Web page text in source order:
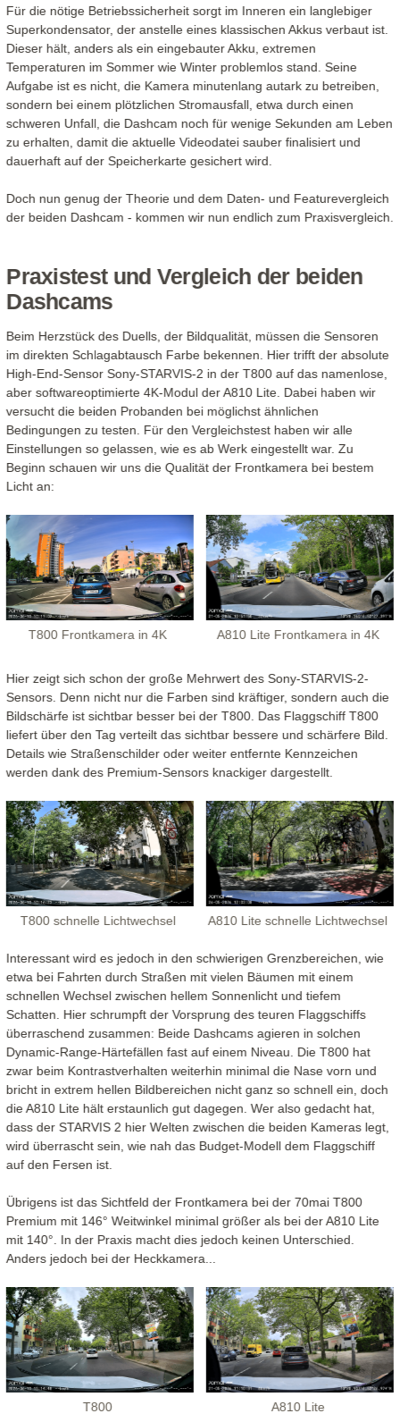
Für die nötige Betriebssicherheit sorgt im Inneren ein langlebiger
Superkondensator, der anstelle eines klassischen Akkus verbaut ist.
Dieser hält, anders als ein eingebauter Akku, extremen
Temperaturen im Sommer wie Winter problemlos stand. Seine
Aufgabe ist es nicht, die Kamera minutenlang autark zu betreiben,
sondern bei einem plötzlichen Stromausfall, etwa durch einen
schweren Unfall, die Dashcam noch für wenige Sekunden am Leben
zu erhalten, damit die aktuelle Videodatei sauber finalisiert und
dauerhaft auf der Speicherkarte gesichert wird.
Doch nun genug der Theorie und dem Daten- und Featurevergleich
der beiden Dashcam - kommen wir nun endlich zum Praxisvergleich.
Praxistest und Vergleich der beiden
Dashcams
Beim Herzstück des Duells, der Bildqualität, müssen die Sensoren
im direkten Schlagabtausch Farbe bekennen. Hier trifft der absolute
High-End-Sensor Sony-STARVIS-2 in der T800 auf das namenlose,
aber softwareoptimierte 4K-Modul der A810 Lite. Dabei haben wir
versucht die beiden Probanden bei möglichst ähnlichen
Bedingungen zu testen. Für den Vergleichstest haben wir alle
Einstellungen so gelassen, wie es ab Werk eingestellt war. Zu
Beginn schauen wir uns die Qualität der Frontkamera bei bestem
Licht an:
T800 Frontkamera in 4K A810 Lite Frontkamera in 4K
Hier zeigt sich schon der große Mehrwert des Sony-STARVIS-2-
Sensors. Denn nicht nur die Farben sind kräftiger, sondern auch die
Bildschärfe ist sichtbar besser bei der T800. Das Flaggschiff T800
liefert über den Tag verteilt das sichtbar bessere und schärfere Bild.
Details wie Straßenschilder oder weiter entfernte Kennzeichen
werden dank des Premium-Sensors knackiger dargestellt.
T800 schnelle Lichtwechsel A810 Lite schnelle Lichtwechsel
Interessant wird es jedoch in den schwierigen Grenzbereichen, wie
etwa bei Fahrten durch Straßen mit vielen Bäumen mit einem
schnellen Wechsel zwischen hellem Sonnenlicht und tiefem
Schatten. Hier schrumpft der Vorsprung des teuren Flaggschiffs
überraschend zusammen: Beide Dashcams agieren in solchen
Dynamic-Range-Härtefällen fast auf einem Niveau. Die T800 hat
zwar beim Kontrastverhalten weiterhin minimal die Nase vorn und
bricht in extrem hellen Bildbereichen nicht ganz so schnell ein, doch
die A810 Lite hält erstaunlich gut dagegen. Wer also gedacht hat,
dass der STARVIS 2 hier Welten zwischen die beiden Kameras legt,
wird überrascht sein, wie nah das Budget-Modell dem Flaggschiff
auf den Fersen ist.
Übrigens ist das Sichtfeld der Frontkamera bei der 70mai T800
Premium mit 146° Weitwinkel minimal größer als bei der A810 Lite
mit 140°. In der Praxis macht dies jedoch keinen Unterschied.
Anders jedoch bei der Heckkamera...
T800 A810 Lite